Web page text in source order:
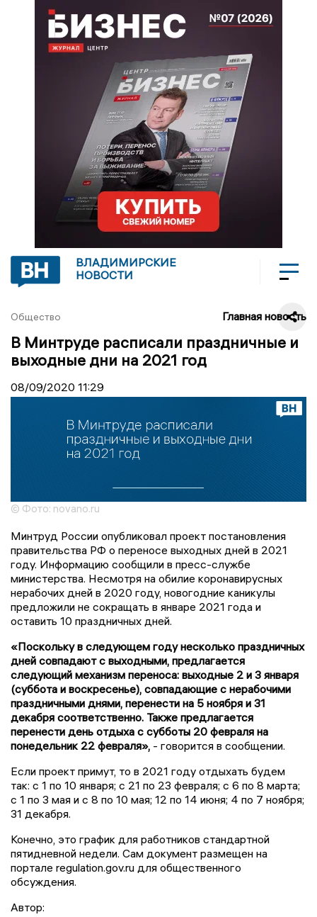
ВЛАДИМИРСКИЕ
НОВОСТИ
Общество Главная новость
В Минтруде расписали праздничные и
выходные дни на 2021 год
08/09/2020 11:29
© Фото: novano.ru
Минтруд России опубликовал проект постановления
правительства РФ о переносе выходных дней в 2021
году. Информацию сообщили в пресс-службе
министерства. Несмотря на обилие коронавирусных
нерабочих дней в 2020 году, новогодние каникулы
предложили не сокращать в январе 2021 года и
оставить 10 праздничных дней.
«Поскольку в следующем году несколько праздничных
дней совпадают с выходными, предлагается
следующий механизм переноса: выходные 2 и 3 января
(суббота и воскресенье), совпадающие с нерабочими
праздничными днями, перенести на 5 ноября и 31
декабря соответственно. Также предлагается
перенести день отдыха с субботы 20 февраля на
понедельник 22 февраля», - говорится в сообщении.
Если проект примут, то в 2021 году отдыхать будем
так: с 1 по 10 января; с 21 по 23 февраля; с 6 по 8 марта;
с 1 по 3 мая и с 8 по 10 мая; 12 по 14 июня; 4 по 7 ноября;
31 декабря.
Конечно, это график для работников стандартной
пятидневной недели. Сам документ размещен на
портале regulation.gov.ru для общественного
обсуждения.
Автор: